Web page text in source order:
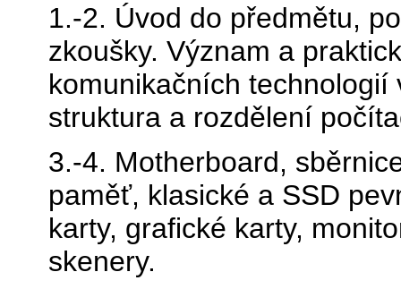
1.-2. Úvod do předmětu,
zkoušky. Význam a
komunikačních
struktura a rozdělení
3.-4. Motherboard,
paměť, klasické a SSD
karty, grafické karty,
skenery.